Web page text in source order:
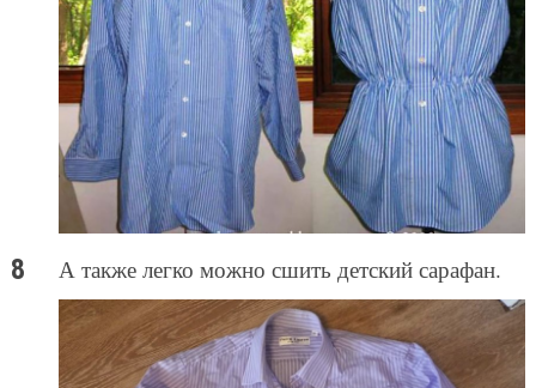
А также легко можно сшить детский сарафан.